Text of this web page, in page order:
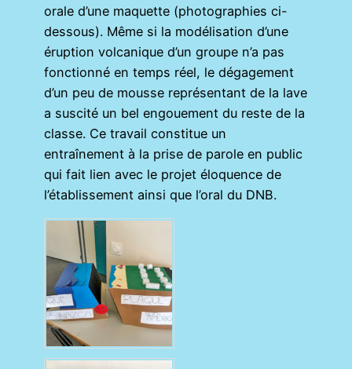
orale d’une maquette (photographies ci-
dessous). Même si la modélisation d’une
éruption volcanique d’un groupe n’a pas
fonctionné en temps réel, le dégagement
d’un peu de mousse représentant de la lave
a suscité un bel engouement du reste de la
classe. Ce travail constitue un
entraînement à la prise de parole en public
qui fait lien avec le projet éloquence de
l’établissement ainsi que l’oral du DNB.